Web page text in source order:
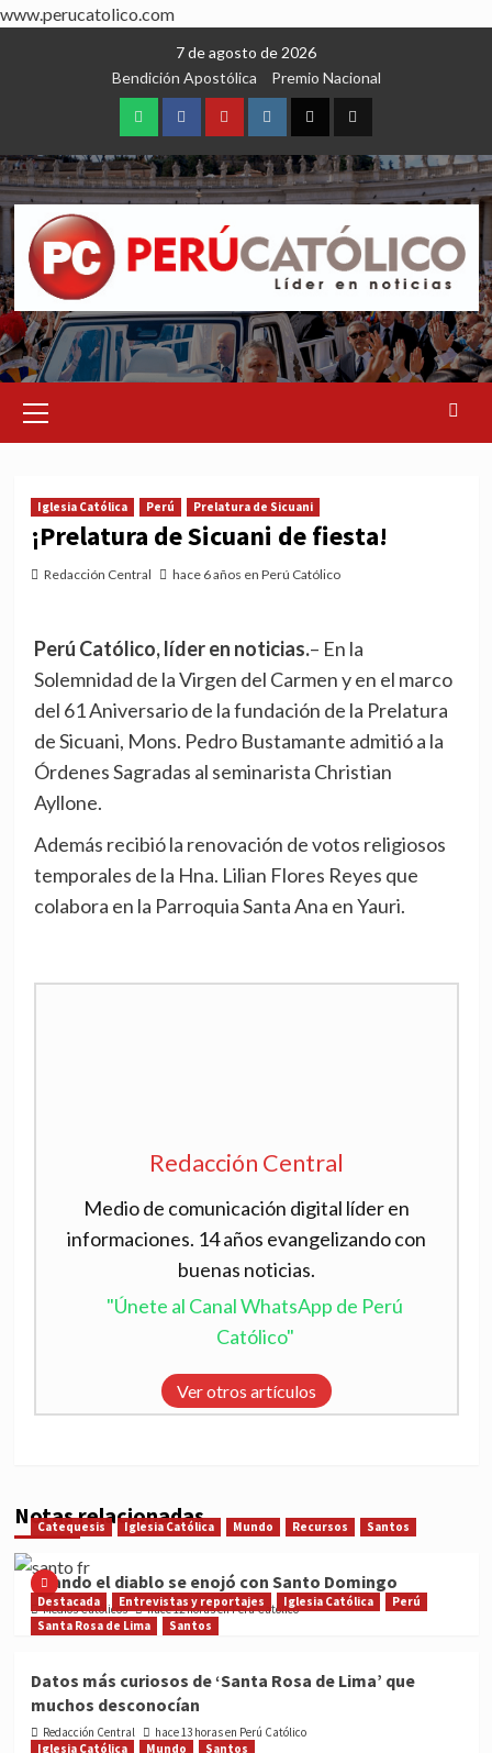
www.perucatolico.com
7 de agosto de 2026
Bendición Apostólica
Premio Nacional
WhatsAppFacebookYoutubeInstagram
X TikTok
Menu
Iglesia Católica Perú Prelatura de Sicuani
¡Prelatura de Sicuani de fiesta!
Redacción Central hace 6 años en Perú Católico
Perú Católico, líder en noticias.– En la
Solemnidad de la Virgen del Carmen y en el marco
del 61 Aniversario de la fundación de la Prelatura
de Sicuani, Mons. Pedro Bustamante admitió a la
Órdenes Sagradas al seminarista Christian
Ayllone.
Además recibió la renovación de votos religiosos
temporales de la Hna. Lilian Flores Reyes que
colabora en la Parroquia Santa Ana en Yauri.
Redacción Central
Medio de comunicación digital líder en
informaciones. 14 años evangelizando con
buenas noticias.
"Únete al Canal WhatsApp de Perú
Católico"
Ver otros artículos
Notas relacionadas
Catequesis Iglesia Católica Mundo Recursos Santos
Cuando el diablo se enojó con Santo Domingo
Medios Católicos hace 12 horas en Perú Católico
Destacada Entrevistas y reportajes Iglesia Católica
Perú
Santa Rosa de Lima
Santos
Datos más curiosos de ‘Santa Rosa de Lima’ que
muchos desconocían
Redacción Central
hace 13 horas en Perú Católico
Iglesia Católica
Mundo Santos